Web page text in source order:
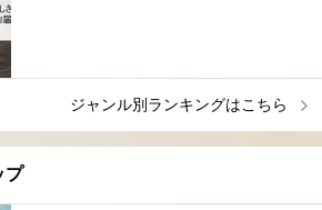
ジャンル別ランキングはこちら
プ